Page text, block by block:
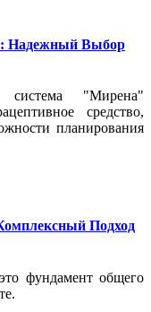
Надежный Выбор
система "Мирена"
средство,
планирования
Подход
фундамент общего